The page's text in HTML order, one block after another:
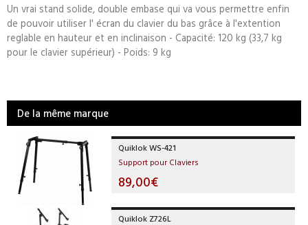
Un vrai stand solide, double embase qui va vous permettre enfin
de pouvoir utiliser l' écran du clavier du bas grâce à l'extention
reglable en hauteur et en inclinaison - Capacité: 120 kg (33,7 kg
pour le clavier supérieur) - Poids: 9 kg
De la même marque
Quiklok WS-421
Support pour Claviers
89,00€
Quiklok Z726L